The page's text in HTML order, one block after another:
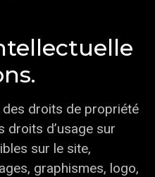
droits de propriété
droits d’usage sur
sur le site,
graphismes, logo,